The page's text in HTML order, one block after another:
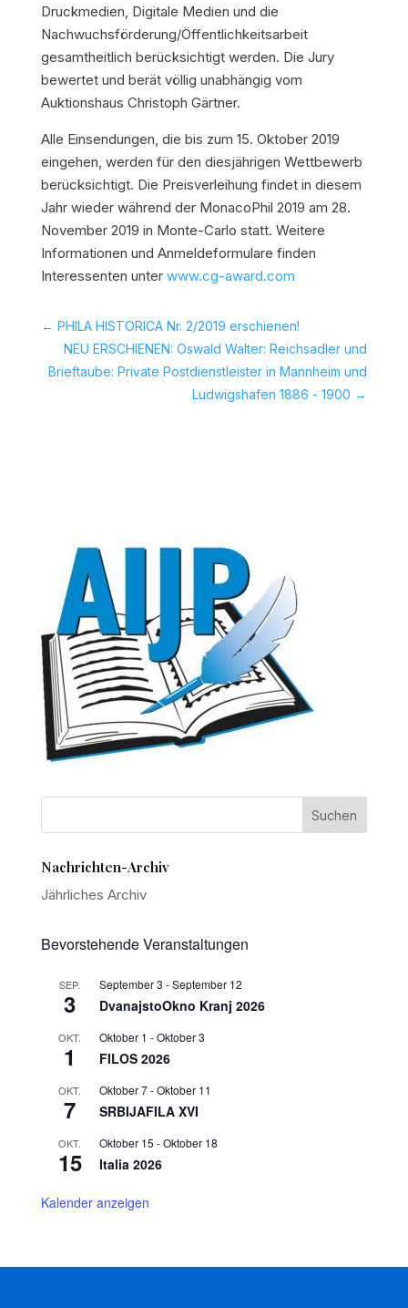
Druckmedien, Digitale Medien und die
Nachwuchsförderung/Öffentlichkeitsarbeit
gesamtheitlich berücksichtigt werden. Die Jury
bewertet und berät völlig unabhängig vom
Auktionshaus Christoph Gärtner.
Alle Einsendungen, die bis zum 15. Oktober 2019
eingehen, werden für den diesjährigen Wettbewerb
berücksichtigt. Die Preisverleihung findet in diesem
Jahr wieder während der MonacoPhil 2019 am 28.
November 2019 in Monte-Carlo statt. Weitere
Informationen und Anmeldeformulare finden
Interessenten unter www.cg-award.com
← PHILA HISTORICA Nr. 2/2019 erschienen!
NEU ERSCHIENEN: Oswald Walter: Reichsadler und
Brieftaube: Private Postdienstleister in Mannheim und
Ludwigshafen 1886 - 1900 →
Nachrichten-Archiv
Jährliches Archiv
Bevorstehende Veranstaltungen
SEP.
3
September 3 -September 12
DvanajstoOkno Kranj 2026
OKT.
1
Oktober 1 -Oktober 3
FILOS 2026
OKT.
7
Oktober 7-Oktober 11
SRBIJAFILA XVI
OKT.
15
Oktober 15 -Oktober 18
Italia 2026
Kalender anzeigen